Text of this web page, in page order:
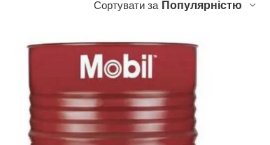
Сортувати за Популярністю